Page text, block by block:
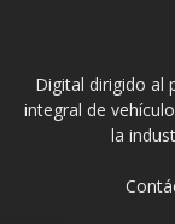
Digital dirigido al
integral de
la